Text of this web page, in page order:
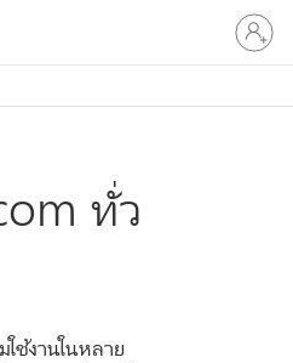
ลงชื่อ
เข้า
บัญชี
ทั่ว
ช้งานในหลาย